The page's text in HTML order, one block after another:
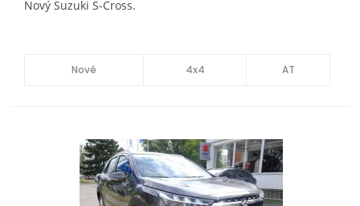
Nový Suzuki S-Cross.
Nové 4x4 AT